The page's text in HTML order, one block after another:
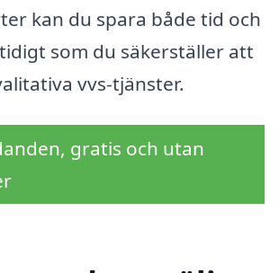
kan du spara både tid och
som du säkerställer att
vvs-tjänster.
gratis och utan